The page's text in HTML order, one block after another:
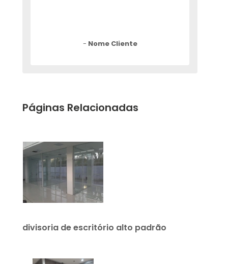
- Nome Cliente
Páginas Relacionadas
divisoria de escritório alto padrão